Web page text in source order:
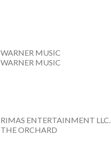
WARNER MUSIC
WARNER MUSIC
RIMAS ENTERTAINMENT LLC.
THE ORCHARD